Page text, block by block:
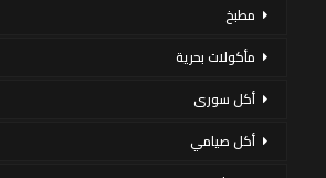
مطبخ
مأكولات بحرية
أكل سورى
أكل صيامي